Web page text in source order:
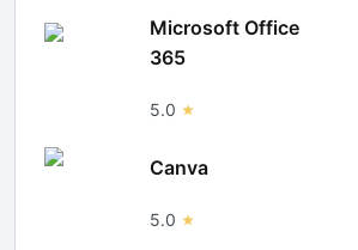
Microsoft Office
365
5.0
Canva
5.0